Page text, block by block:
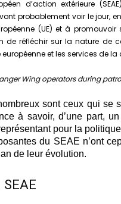
d’action extérieure
probablement voir le jour,
(UE) et à
de réfléchir sur la nature de
et les services de la
Wing operators during
sont ceux qui se
à savoir, d’une part,
pour la
du SEAE n’ont
de leur évolution.